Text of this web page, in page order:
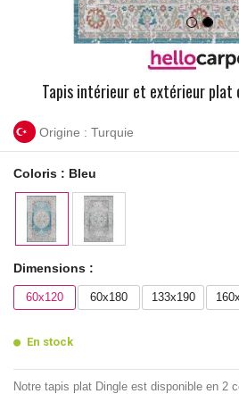
Tapis intérieur et extérieur plat
Origine : Turquie
Coloris : Bleu
Dimensions :
60x120 60x180 133x190
En stock
Notre tapis plat Dingle est disponible en 2